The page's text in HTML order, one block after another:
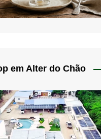
em Alter do Chão